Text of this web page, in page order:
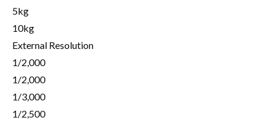
5kg
10kg
External Resolution
1/2,000
1/2,000
1/3,000
1/2,500